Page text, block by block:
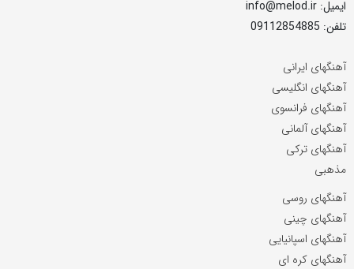
ایمیل: info@melod.ir
تلفن: 09112854885
آهنگهای ایرانی
آهنگهای انگلیسی
آهنگهای فرانسوی
آهنگهای آلمانی
آهنگهای ترکی
مذهبی
آهنگهای روسی
آهنگهای چینی
آهنگهای اسپانیایی
آهنگهای کره ای